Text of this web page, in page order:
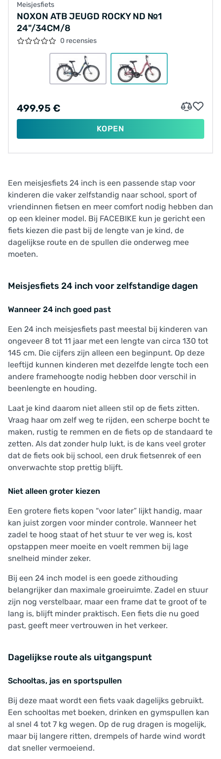
Meisjesfiets
NOXON ATB JEUGD ROCKY ND №1
24"/34CM/8
0 recensies
499.95 €
KOPEN
Een meisjesfiets 24 inch is een passende stap voor
kinderen die vaker zelfstandig naar school, sport of
vriendinnen fietsen en meer comfort nodig hebben dan
op een kleiner model. Bij FACEBIKE kun je gericht een
fiets kiezen die past bij de lengte van je kind, de
dagelijkse route en de spullen die onderweg mee
moeten.
Meisjesfiets 24 inch voor zelfstandige dagen
Wanneer 24 inch goed past
Een 24 inch meisjesfiets past meestal bij kinderen van
ongeveer 8 tot 11 jaar met een lengte van circa 130 tot
145 cm. Die cijfers zijn alleen een beginpunt. Op deze
leeftijd kunnen kinderen met dezelfde lengte toch een
andere framehoogte nodig hebben door verschil in
beenlengte en houding.
Laat je kind daarom niet alleen stil op de fiets zitten.
Vraag haar om zelf weg te rijden, een scherpe bocht te
maken, rustig te remmen en de fiets op de standaard te
zetten. Als dat zonder hulp lukt, is de kans veel groter
dat de fiets ook bij school, een druk fietsenrek of een
onverwachte stop prettig blijft.
Niet alleen groter kiezen
Een grotere fiets kopen “voor later” lijkt handig, maar
kan juist zorgen voor minder controle. Wanneer het
zadel te hoog staat of het stuur te ver weg is, kost
opstappen meer moeite en voelt remmen bij lage
snelheid minder zeker.
Bij een 24 inch model is een goede zithouding
belangrijker dan maximale groeiruimte. Zadel en stuur
zijn nog verstelbaar, maar een frame dat te groot of te
lang is, blijft minder praktisch. Een fiets die nu goed
past, geeft meer vertrouwen in het verkeer.
Dagelijkse route als uitgangspunt
Schooltas, jas en sportspullen
Bij deze maat wordt een fiets vaak dagelijks gebruikt.
Een schooltas met boeken, drinken en gymspullen kan
al snel 4 tot 7 kg wegen. Op de rug dragen is mogelijk,
maar bij langere ritten, drempels of harde wind wordt
dat sneller vermoeiend.